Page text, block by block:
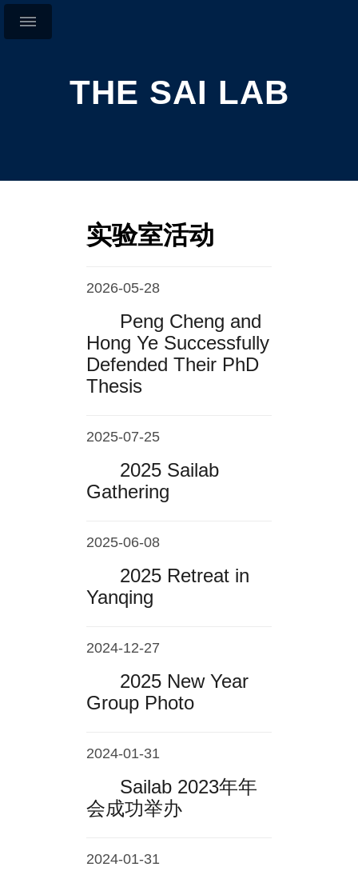
THE SAI LAB
实验室活动
2026-05-28
Peng Cheng and
Hong Ye Successfully
Defended Their PhD
Thesis
2025-07-25
2025 Sailab
Gathering
2025-06-08
2025 Retreat in
Yanqing
2024-12-27
2025 New Year
Group Photo
2024-01-31
Sailab 2023年年
会成功举办
2024-01-31